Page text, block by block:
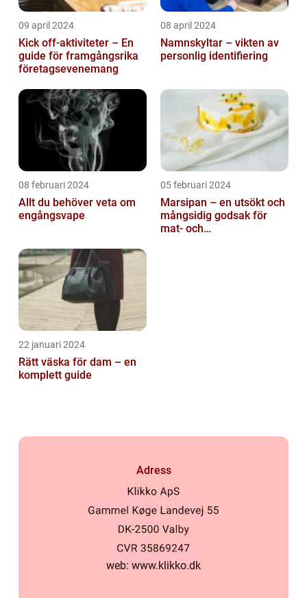
09 april 2024
Kick off-aktiviteter – En
guide för framgångsrika
företagsevenemang
08 april 2024
Namnskyltar – vikten av
personlig identifiering
08 februari 2024
Allt du behöver veta om
engångsvape
05 februari 2024
Marsipan – en utsökt och
mångsidig godsak för
mat- och
22 januari 2024
Rätt väska för dam – en
komplett guide
Adress
web: www.klikko.dk